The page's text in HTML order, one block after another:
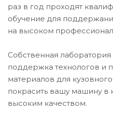
раз в год проходят
обучение для
на высоком
Собственная
поддержка технологов и
материалов для
покрасить вашу машину в
высоким качеством.